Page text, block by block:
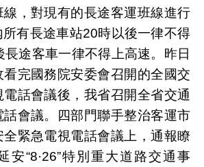
線，對現有的長途客運班線進行
有長途車站20時以後一律不得
途客車一律不得上高速。昨日
看完國務院安委會召開的全國交
話會議後，我省召開全省交通
會議。四部門聯手整治客運市
緊急電視電話會議上，通報瞭
安“8·26”特別重大道路交通事